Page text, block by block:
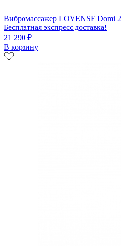
Вибромассажер LOVENSE Domi 2
Бесплатная экспресс доставка!
21 290 ₽
В корзину